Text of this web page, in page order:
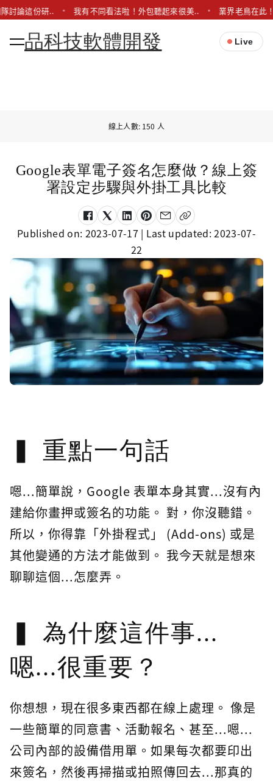
討論這份研.. 我有不同看法啦！外包聽起來很美.. 業界老鳥在此
品科技軟體開發 Live
線上人數: 150 人
Google表單電子簽名怎麼做？線上簽
署設定步驟與外掛工具比較
Published on: 2023-07-17| Last updated:2023-07-
22
重點一句話
嗯...簡單說，Google 表單本身其實...沒有內
建給你畫押或簽名的功能。 對，你沒聽錯。
所以，你得靠「外掛程式」 (Add-ons) 或是
其他變通的方法才能做到。 我今天就是想來
聊聊這個...怎麼弄。
為什麼這件事...
嗯...很重要？
你想想，現在很多東西都在線上處理。 像是
一些簡單的同意書、活動報名、甚至...嗯...
公司內部的設備借用單。如果每次都要印出
來簽名，然後再掃描或拍照傳回去...那真的